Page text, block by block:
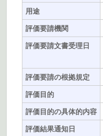
用途
評価要請機関
評価要請文書受理日
評価要請の根拠規定
評価目的
評価目的の具体的内容
評価結果通知日